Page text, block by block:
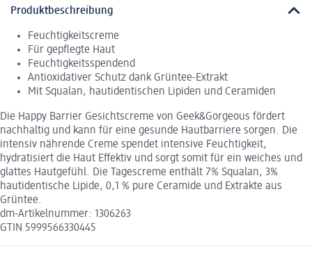
Produktbeschreibung
Feuchtigkeitscreme
Für gepflegte Haut
Feuchtigkeitsspendend
Antioxidativer Schutz dank Grüntee-Extrakt
Mit Squalan, hautidentischen Lipiden und Ceramiden
Die Happy Barrier Gesichtscreme von Geek&Gorgeous fördert
nachhaltig und kann für eine gesunde Hautbarriere sorgen. Die
intensiv nährende Creme spendet intensive Feuchtigkeit,
hydratisiert die Haut Effektiv und sorgt somit für ein weiches und
glattes Hautgefühl. Die Tagescreme enthält 7% Squalan, 3%
hautidentische Lipide, 0,1 % pure Ceramide und Extrakte aus
Grüntee.
dm-Artikelnummer: 1306263
GTIN 5999566330445